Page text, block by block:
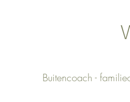
Buitencoach -